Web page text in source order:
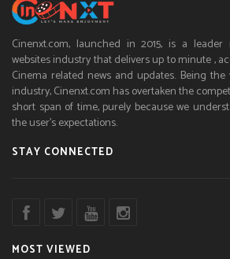
Cinenxt.com, launched in 2015, is a
websites industry that delivers up to minute ,
Cinema related news and updates. Being
industry, Cinenxt.com has overtaken the
short span of time, purely because we
the user’s expectations.
STAY CONNECTED
MOST VIEWED